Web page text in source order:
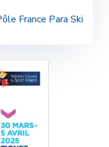
France Para Ski